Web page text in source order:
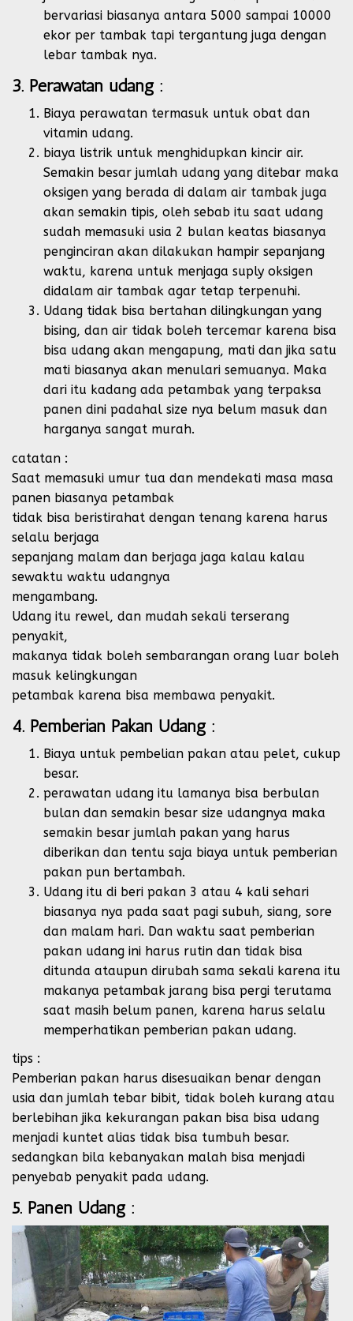
bervariasi biasanya antara 5000 sampai 10000
ekor per tambak tapi tergantung juga dengan
lebar tambak nya.
3. Perawatan udang :
Biaya perawatan termasuk untuk obat dan
vitamin udang.
biaya listrik untuk menghidupkan kincir air.
Semakin besar jumlah udang yang ditebar maka
oksigen yang berada di dalam air tambak juga
akan semakin tipis, oleh sebab itu saat udang
sudah memasuki usia 2 bulan keatas biasanya
penginciran akan dilakukan hampir sepanjang
waktu, karena untuk menjaga suply oksigen
didalam air tambak agar tetap terpenuhi.
Udang tidak bisa bertahan dilingkungan yang
bising, dan air tidak boleh tercemar karena bisa
bisa udang akan mengapung, mati dan jika satu
mati biasanya akan menulari semuanya. Maka
dari itu kadang ada petambak yang terpaksa
panen dini padahal size nya belum masuk dan
harganya sangat murah.
catatan :
Saat memasuki umur tua dan mendekati masa masa
panen biasanya petambak
tidak bisa beristirahat dengan tenang karena harus
selalu berjaga
sepanjang malam dan berjaga jaga kalau kalau
sewaktu waktu udangnya
mengambang.
Udang itu rewel, dan mudah sekali terserang
penyakit,
makanya tidak boleh sembarangan orang luar boleh
masuk kelingkungan
petambak karena bisa membawa penyakit.
4. Pemberian Pakan Udang :
Biaya untuk pembelian pakan atau pelet, cukup
besar.
perawatan udang itu lamanya bisa berbulan
bulan dan semakin besar size udangnya maka
semakin besar jumlah pakan yang harus
diberikan dan tentu saja biaya untuk pemberian
pakan pun bertambah.
Udang itu di beri pakan 3 atau 4 kali sehari
biasanya nya pada saat pagi subuh, siang, sore
dan malam hari. Dan waktu saat pemberian
pakan udang ini harus rutin dan tidak bisa
ditunda ataupun dirubah sama sekali karena itu
makanya petambak jarang bisa pergi terutama
saat masih belum panen, karena harus selalu
memperhatikan pemberian pakan udang.
tips :
Pemberian pakan harus disesuaikan benar dengan
usia dan jumlah tebar bibit, tidak boleh kurang atau
berlebihan jika kekurangan pakan bisa bisa udang
menjadi kuntet alias tidak bisa tumbuh besar.
sedangkan bila kebanyakan malah bisa menjadi
penyebab penyakit pada udang.
5. Panen Udang :